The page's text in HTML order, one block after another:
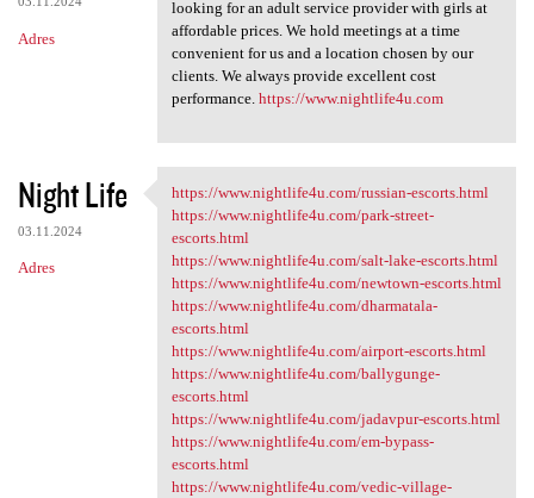
Adres
looking for an adult service provider with girls at
affordable prices. We hold meetings at a time
convenient for us and a location chosen by our
clients. We always provide excellent cost
performance. https://www.nightlife4u.com
Night Life
03.11.2024
Adres
https://www.nightlife4u.com
https://www.nightlife4u.com/russian-escorts.html
https://www.nightlife4u.com/park-street-
escorts.html
https://www.nightlife4u.com/salt-lake-escorts.html
https://www.nightlife4u.com/newtown-escorts.html
https://www.nightlife4u.com/dharmatala-
escorts.html
https://www.nightlife4u.com/airport-escorts.html
https://www.nightlife4u.com/ballygunge-
escorts.html
https://www.nightlife4u.com/jadavpur-escorts.html
https://www.nightlife4u.com/em-bypass-
escorts.html
https://www.nightlife4u.com/vedic-village-